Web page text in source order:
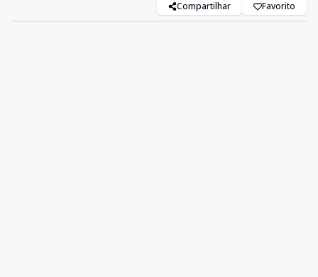
Compartilhar Favorito